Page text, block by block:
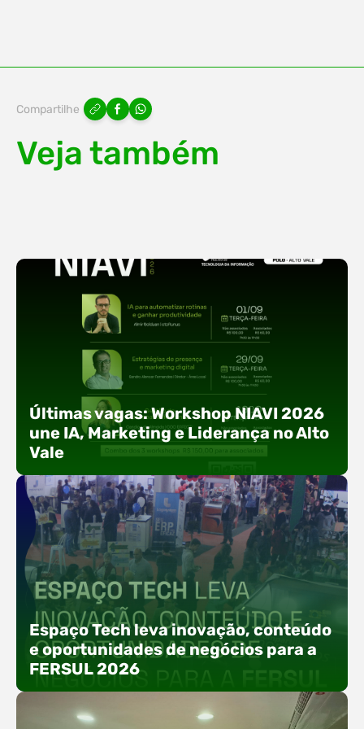
Compartilhe
Veja também
Últimas vagas: Workshop NIAVI 2026
une IA, Marketing e Liderança no Alto
Vale
Com o objetivo de impulsionar a produtividade, a
presença digital e a gestão nas empresas do
Alto Vale, o Núcleo de Tecnologia da Informação
(NIAVI), Polo ACATE-ACIRS, realiza a edição
2026 do Workshop NIAVI. O evento foi
em três encontros práticos ao longo dos meses
de setembro e outubro,…
Espaço Tech leva inovação, conteúdo
e oportunidades de negócios para a
FERSUL 2026